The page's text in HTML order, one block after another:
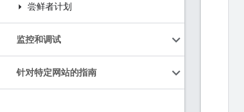
尝鲜者计划
监控和调试
针对特定网站的指南